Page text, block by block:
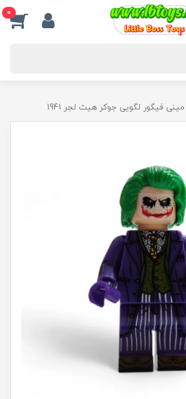
0
مینی فیگور لگویی جوکر هیث لجر 1941